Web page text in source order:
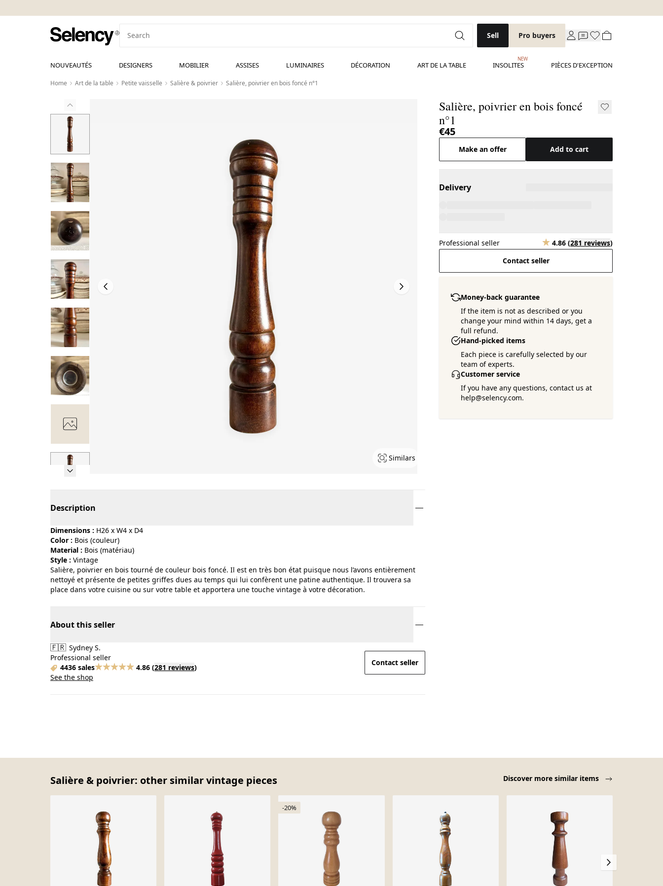
Sell Pro buyers
NOUVEAUTÉS DESIGNERS MOBILIER ASSISES LUMINAIRES DÉCORATION ART DE LA TABLE INSOLITES
NEW
PIÈCES D'EXCEPTION
Home Art de la table Petite vaisselle Salière & poivrier Salière, poivrier en bois foncé n°1
Similars
Salière, poivrier en bois foncé
n°1
€45
Make an offer Add to cart
Delivery
Professional seller 4.86 (281 reviews)
Contact seller
Money-back guarantee
If the item is not as described or you
change your mind within 14 days, get a
full refund.
Hand-picked items
Each piece is carefully selected by our
team of experts.
Customer service
If you have any questions, contact us at
help@selency.com.
Description
Dimensions : H26 x W4 x D4
Color :
bois (couleur)
Material :
bois (matériau)
Style :
vintage
Salière, poivrier en bois tourné de couleur bois foncé. Il est en très bon état puisque nous l’avons entièrement
nettoyé et présente de petites griffes dues au temps qui lui confèrent une patine authentique. Il trouvera sa
place dans votre cuisine ou sur votre table et apportera une touche vintage à votre décoration.
About this seller
🇫🇷 Sydney S.
Professional seller
4436 sales
4.86 (281 reviews)
See the shop
Contact seller
Salière & poivrier: other similar vintage pieces Discover more similar items
-20%